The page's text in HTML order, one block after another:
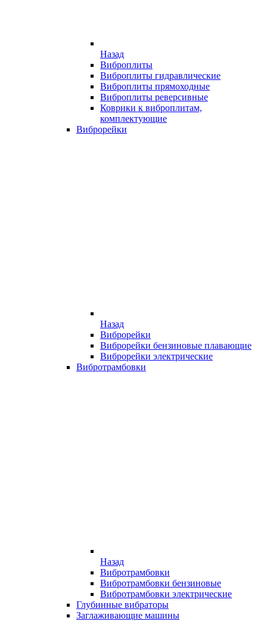
Назад
Виброплиты
Виброплиты гидравлические
Виброплиты прямоходные
Виброплиты реверсивные
Коврики к виброплитам,
комплектующие
Виброрейки
Назад
Виброрейки
Виброрейки бензиновые плавающие
Виброрейки электрические
Вибротрамбовки
Назад
Вибротрамбовки
Вибротрамбовки бензиновые
Вибротрамбовки электрические
Глубинные вибраторы
Заглаживающие машины